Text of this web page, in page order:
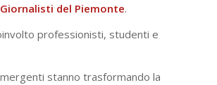
del Piemonte.
professionisti, studenti e
stanno trasformando la